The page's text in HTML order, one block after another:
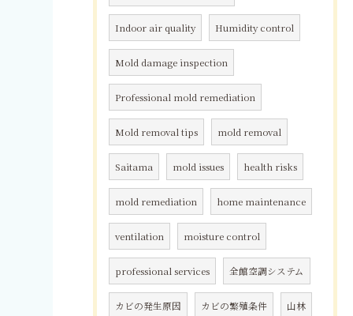
Indoor air quality Humidity control
Mold damage inspection
Professional mold remediation
Mold removal tips mold removal
Saitama mold issues health risks
mold remediation home maintenance
ventilation moisture control
professional services 全館空調システム
カビの発生原因 カビの繁殖条件 山林